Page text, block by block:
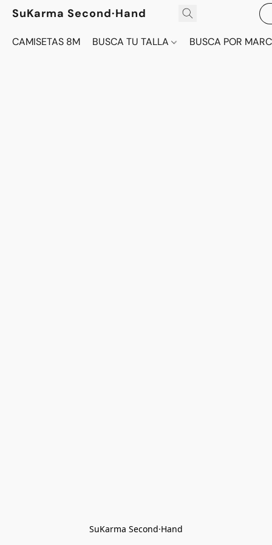
SuKarma Second·Hand
CAMISETAS 8M BUSCA TU TALLA BUSCA POR
SuKarma Second·Hand